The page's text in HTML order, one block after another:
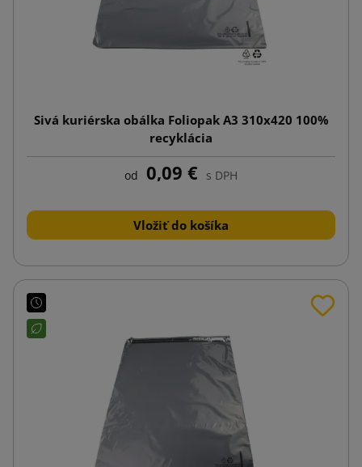
Sivá kuriérska obálka Foliopak A3 310x420 100%
recyklácia
od 0,09 € s DPH
Vložiť do košíka